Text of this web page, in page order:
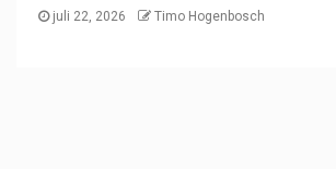
juli 22, 2026 Timo Hogenbosch